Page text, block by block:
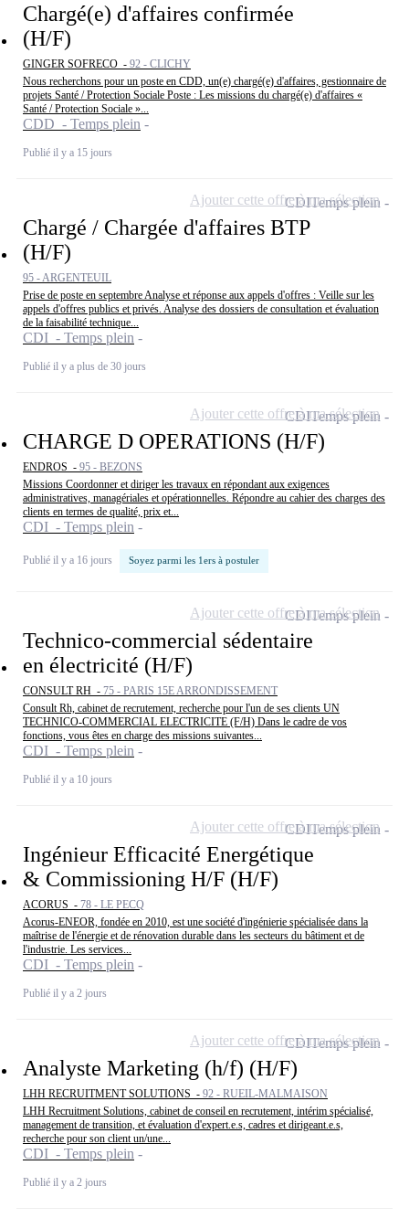
Chargé(e) d'affaires confirmée
(H/F)
GINGER SOFRECO - 92 - CLICHY
Nous recherchons pour un poste en CDD, un(e) chargé(e) d'affaires, gestionnaire de
projets Santé / Protection Sociale Poste : Les missions du chargé(e) d'affaires «
Santé / Protection Sociale »...
CDD - Temps plein
Publié il y a 15 jours
Chargé / Chargée d'affaires BTP
(H/F)
95 - ARGENTEUIL
Prise de poste en septembre Analyse et réponse aux appels d'offres : Veille sur les
appels d'offres publics et privés. Analyse des dossiers de consultation et évaluation
de la faisabilité technique...
CDI - Temps plein
Publié il y a plus de 30 jours
CDITemps plein
Ajouter cette offre à ma sélection
CHARGE D OPERATIONS (H/F)
ENDROS - 95 - BEZONS
Missions Coordonner et diriger les travaux en répondant aux exigences
administratives, managériales et opérationnelles. Répondre au cahier des charges des
clients en termes de qualité, prix et...
CDI - Temps plein
Publié il y a 16 jours Soyez parmi les 1ers à postuler
CDITemps plein
Ajouter cette offre à ma sélection
Technico-commercial sédentaire
en électricité (H/F)
CONSULT RH - 75 - PARIS 15E ARRONDISSEMENT
Consult Rh, cabinet de recrutement, recherche pour l'un de ses clients UN
TECHNICO-COMMERCIAL ELECTRICITE (F/H) Dans le cadre de vos
fonctions, vous êtes en charge des missions suivantes...
CDI - Temps plein
Publié il y a 10 jours
CDITemps plein
Ajouter cette offre à ma sélection
Ingénieur Efficacité Energétique
& Commissioning H/F (H/F)
ACORUS - 78 - LE PECQ
Acorus-ENEOR, fondée en 2010, est une société d'ingénierie spécialisée dans la
maîtrise de l'énergie et de rénovation durable dans les secteurs du bâtiment et de
l'industrie. Les services...
CDI - Temps plein
Publié il y a 2 jours
CDITemps plein
Ajouter cette offre à ma sélection
Analyste Marketing (h/f) (H/F)
LHH RECRUITMENT SOLUTIONS - 92 - RUEIL-MALMAISON
LHH Recruitment Solutions, cabinet de conseil en recrutement, intérim spécialisé,
management de transition, et évaluation d'expert.e.s, cadres et dirigeant.e.s,
recherche pour son client un/une...
CDI - Temps plein
Publié il y a 2 jours
CDITemps plein
Ajouter cette offre à ma sélection